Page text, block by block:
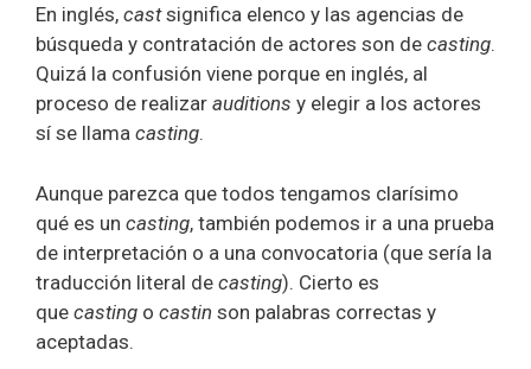
En inglés, castsignifica elenco y las agencias de
búsqueda y contratación de actores son de casting.
Quizá la confusión viene porque en inglés, al
proceso de realizar auditions y elegir a los actores
sí se llama casting.
Aunque parezca que todos tengamos clarísimo
qué es un casting, también podemos ir a una prueba
de interpretación o a una convocatoria (que sería la
traducción literal de casting). Cierto es
que casting o castin son palabras correctas y
aceptadas.